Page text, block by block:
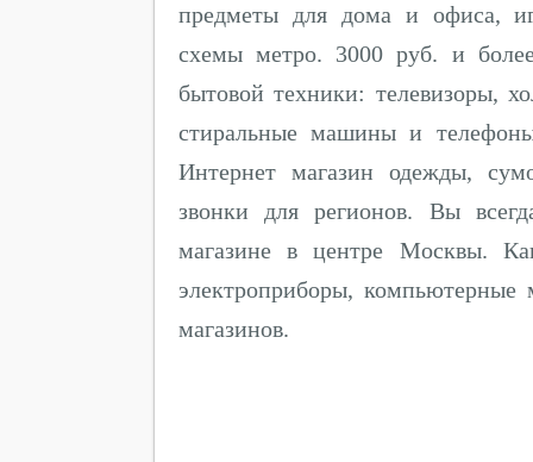
предметы для дома и офиса,
схемы метро. 3000 руб. и
бытовой техники: телевизоры,
стиральные машины и
Интернет магазин одежды,
звонки для регионов. Вы
магазине в центре Москвы.
электроприборы, компьютерные
магазинов.